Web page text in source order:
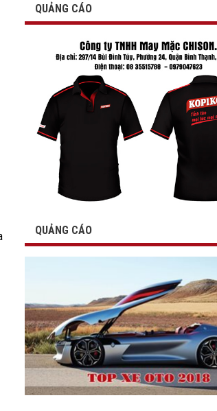
QUẢNG CÁO
QUẢNG CÁO